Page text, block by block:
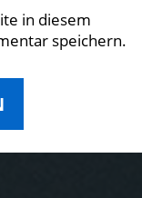
in diesem
speichern.